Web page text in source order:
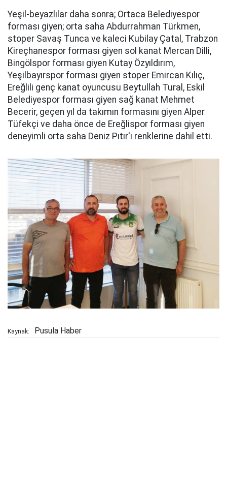
Yeşil-beyazlılar daha sonra; Ortaca Belediyespor
forması giyen; orta saha Abdurrahman Türkmen,
stoper Savaş Tunca ve kaleci Kubilay Çatal, Trabzon
Kireçhanespor forması giyen sol kanat Mercan Dilli,
Bingölspor forması giyen Kutay Özyıldırım,
Yeşilbayırspor forması giyen stoper Emircan Kılıç,
Ereğlili genç kanat oyuncusu Beytullah Tural, Eskil
Belediyespor forması giyen sağ kanat Mehmet
Becerir, geçen yıl da takımın formasını giyen Alper
Tüfekçi ve daha önce de Ereğlispor forması giyen
deneyimli orta saha Deniz Pıtır'ı renklerine dahil etti.
Kaynak: Pusula Haber